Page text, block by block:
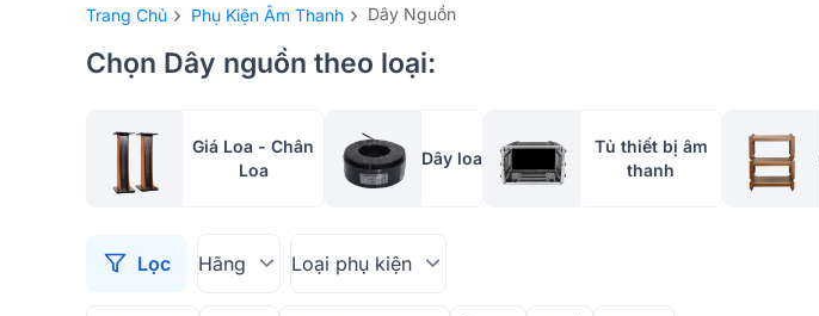
Trang Chủ › Phụ Kiện Âm Thanh › Dây Nguồn
Chọn Dây nguồn theo loại:
Giá Loa - Chân
Loa
Dây loa
Tủ thiết bị âm
thanh
Lọc Hãng Loại phụ kiện